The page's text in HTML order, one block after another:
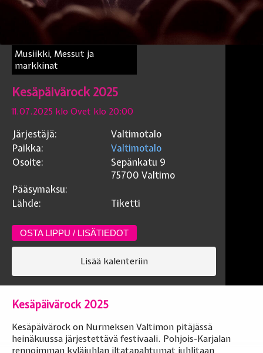
Musiikki, Messut ja
markkinat
Kesäpäivärock 2025
11.07.2025 klo Ovet klo 20:00
Järjestäjä:
Valtimotalo
Paikka:
Valtimotalo
Osoite:
Sepänkatu 9
75700 Valtimo
Pääsymaksu:
Lähde:
Tiketti
OSTA LIPPU / LISÄTIEDOT
Lisää kalenteriin
Kesäpäivärock 2025
Kesäpäivärock on Nurmeksen Valtimon pitäjässä
heinäkuussa järjestettävä festivaali. Pohjois-Karjalan
rennoimman kyläjuhlan iltatapahtumat juhlitaan